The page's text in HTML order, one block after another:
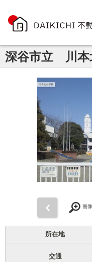
深谷市立 川本
画
所在地
交通